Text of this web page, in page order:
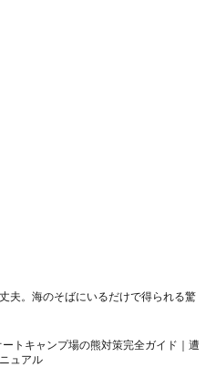
夫。海のそばにいるだけで得られる驚
ートキャンプ場の熊対策完全ガイド｜遭
ュアル